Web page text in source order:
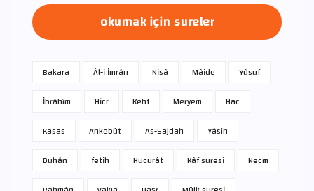
okumak için sureler
Bakara Âl-i İmrân Nisâ Mâide
Yûsuf
İbrâhîm
Hicr Kehf Meryem
Hac
Kasas
Ankebût As-Sajdah
Yâsîn
Duhân
fetih Hucurât Kâf suresi
Necm